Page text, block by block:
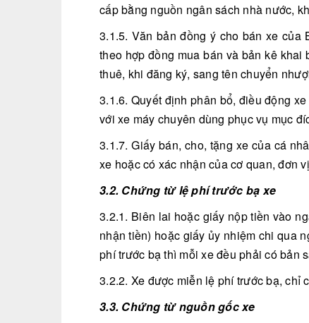
cấp bằng nguồn ngân sách nhà nước,
3.1.5. Văn bản đồng ý cho bán xe
theo hợp đồng mua bán và bản kê
thuê, khi đăng ký, sang tên chuyển
3.1.6. Quyết định phân bổ, điều động
với xe máy chuyên dùng phục vụ mục
3.1.7. Giấy bán, cho, tặng xe của cá
xe hoặc có xác nhận của cơ quan, đơn
3.2. Chứng từ lệ phí trước bạ xe
3.2.1. Biên lai hoặc giấy nộp tiền vào
nhận tiền) hoặc giấy ủy nhiệm chi qua
phí trước bạ thì mỗi xe đều phải có bản
3.2.2. Xe được miễn lệ phí trước bạ, chỉ
3.3. Chứng từ nguồn gốc xe